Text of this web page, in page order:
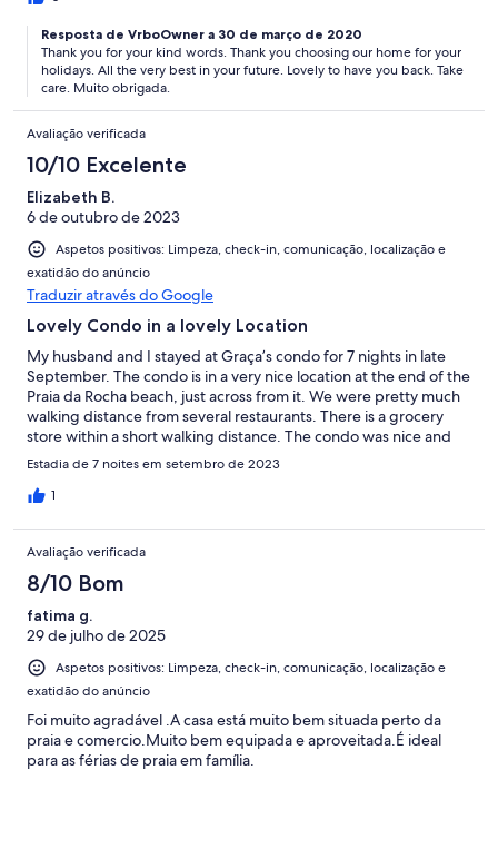
Resposta de VrboOwner a 30 de março de 2020
Thank you for your kind words. Thank you choosing our home for your
holidays. All the very best in your future. Lovely to have you back. Take
care. Muito obrigada.
Avaliação verificada
10/10 Excelente
Elizabeth B.
6 de outubro de 2023
Aspetos positivos: Limpeza, check-in, comunicação, localização e
exatidão do anúncio
Traduzir através do Google
Lovely Condo in a lovely Location
My husband and I stayed at Graça’s condo for 7 nights in late
September. The condo is in a very nice location at the end of the
Praia da Rocha beach, just across from it. We were pretty much
walking distance from several restaurants. There is a grocery
store within a short walking distance. The condo was nice and
clean. The bed was very comfort. The kitchen has all we needed
a wonderful view of the beach. On the weekends it is loud from
respond to a few of our needs. The condo was also a +/- 17 min
walk to the Portimao Marina where we took our boat tours. We
used Uber to and from the train station and also to some
recommended restaurants in Portimao. My only
recommendation to Graça would be written instructions on how
to operate the laundry washer (LOL). It was not intuitive and our
clothes came out of it dripping wet. No big deal. We hung them
and they were dry the next day.
Estadia de 7 noites em setembro de 2023
1
Avaliação verificada
8/10 Bom
fatima g.
29 de julho de 2025
Aspetos positivos: Limpeza, check-in, comunicação, localização e
exatidão do anúncio
Foi muito agradável .A casa está muito bem situada perto da
praia e comercio.Muito bem equipada e aproveitada.É ideal
para as férias de praia em família.